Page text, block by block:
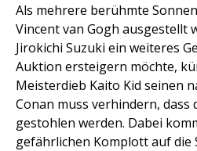
Als mehrere berühmte
Vincent van Gogh ausgestellt
Jirokichi Suzuki ein weiteres
Auktion ersteigern möchte,
Meisterdieb Kaito Kid seinen
Conan muss verhindern, dass
gestohlen werden. Dabei
gefährlichen Komplott auf die